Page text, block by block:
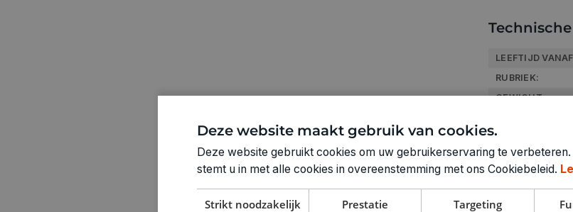
LEEFTIJD
RUBRIEK:
GEWICHT
Deze website maakt gebruik van cookies.
Deze website gebruikt cookies om uw gebruikerservaring te
stemt u in met alle cookies in overeenstemming met ons Cookiebeleid.
Strikt noodzakelijk Prestatie Targeting